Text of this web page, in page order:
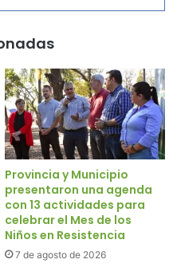
Provincia y Municipio
presentaron una agenda
con 13 actividades para
celebrar el Mes de los
Niños en Resistencia
7 de agosto de 2026